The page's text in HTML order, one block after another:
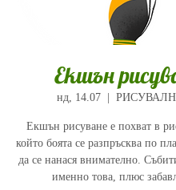
Екшън
нд, 14.07
  |
Екшън рисуване е похват в
който боята се разпръсква по
да се нанася внимателно.
именно това, плюс